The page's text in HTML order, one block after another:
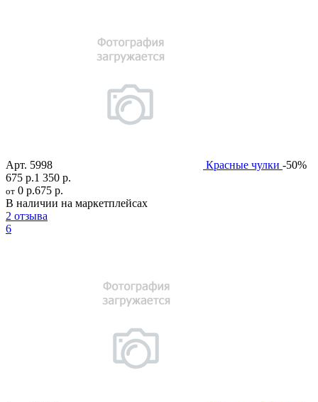
Арт. 5998 Красные чулки -50%
675 р.1 350 р.
от 0 р.675 р.
В наличии на маркетплейсах
2 отзыва
6